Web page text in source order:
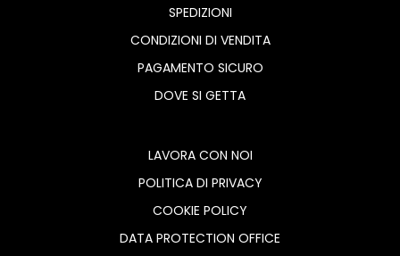
SPEDIZIONI
CONDIZIONI DI VENDITA
PAGAMENTO SICURO
DOVE SI GETTA
LAVORA CON NOI
POLITICA DI PRIVACY
COOKIE POLICY
DATA PROTECTION OFFICE